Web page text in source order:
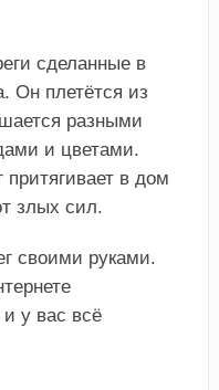
сделанные в
Он плетётся из
разными
и цветами.
притягивает в дом
злых сил.
своими руками.
у вас всё